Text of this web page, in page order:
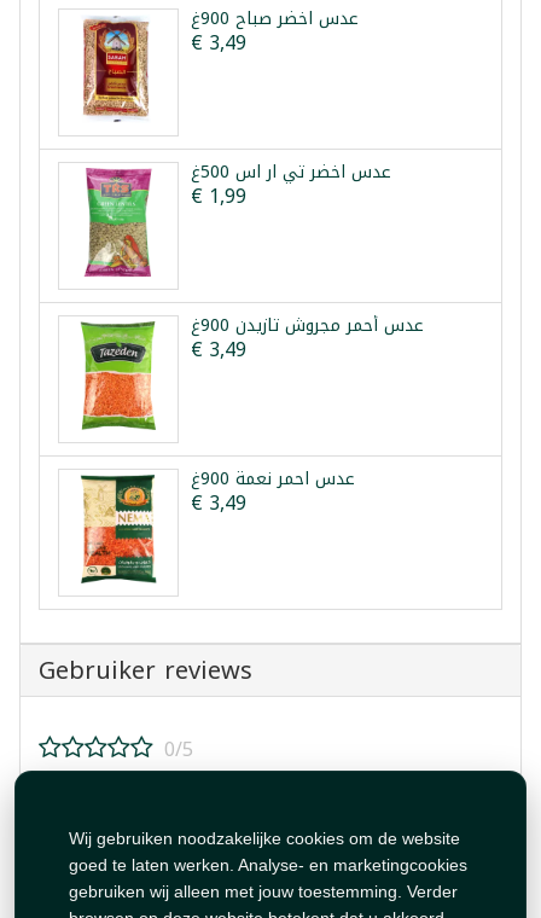
Wij gebruiken noodzakelijke cookies om de website
goed te laten werken. Analyse- en marketingcookies
gebruiken wij alleen met jouw toestemming. Verder
عدس اخضر صباح 900غ
€ 3,49
عدس اخضر تي ار اس 500غ
€ 1,99
عدس أحمر مجروش تازيدن 900غ
€ 3,49
عدس احمر نعمة 900غ
€ 3,49
Gebruiker reviews
0/5